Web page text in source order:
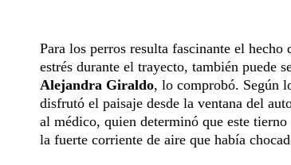
Para los perros resulta fascinante el
estrés durante el trayecto, también puede
Alejandra Giraldo, lo comprobó. Según
disfrutó el paisaje desde la ventana del
al médico, quien determinó que este
la fuerte corriente de aire que había